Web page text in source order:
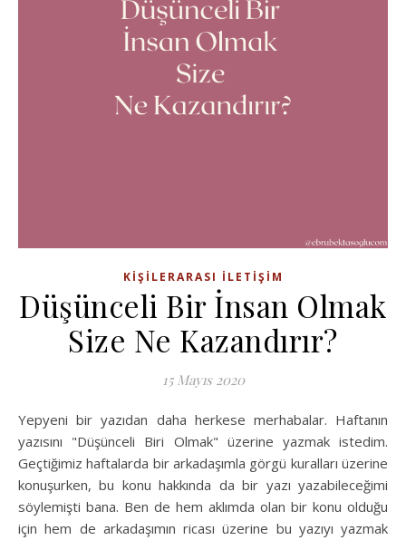
KIŞILERARASI İLETIŞIM
Düşünceli Bir İnsan Olmak
Size Ne Kazandırır?
15 Mayıs 2020
Yepyeni bir yazıdan daha herkese merhabalar. Haftanın
yazısını "Düşünceli Biri Olmak" üzerine yazmak istedim.
Geçtiğimiz haftalarda bir arkadaşımla görgü kuralları üzerine
konuşurken, bu konu hakkında da bir yazı yazabileceğimi
söylemişti bana. Ben de hem aklımda olan bir konu olduğu
için hem de arkadaşımın ricası üzerine bu yazıyı yazmak